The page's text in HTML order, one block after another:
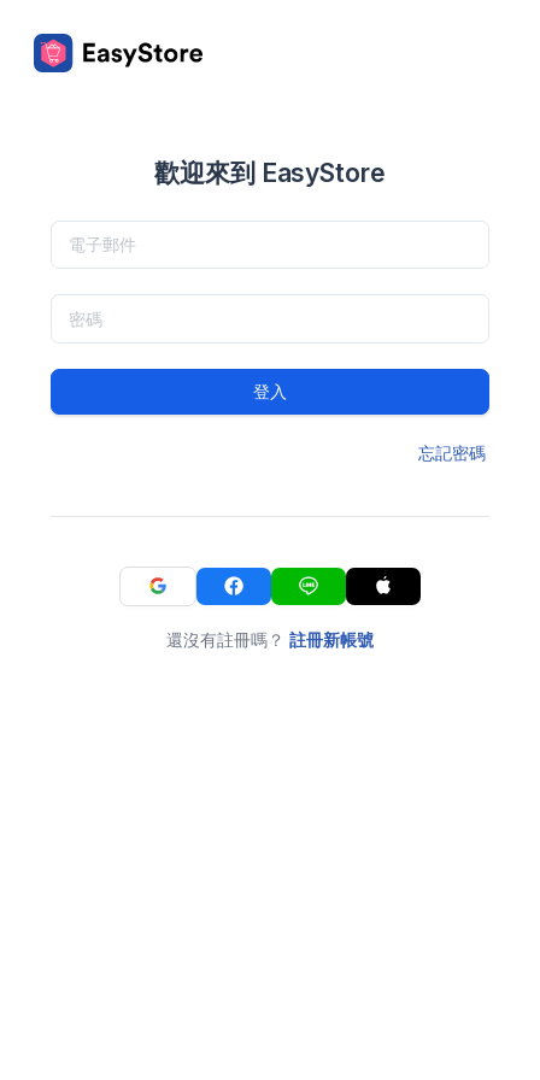
歡迎來到 EasyStore
登入
忘記密碼
還沒有註冊嗎？ 註冊新帳號